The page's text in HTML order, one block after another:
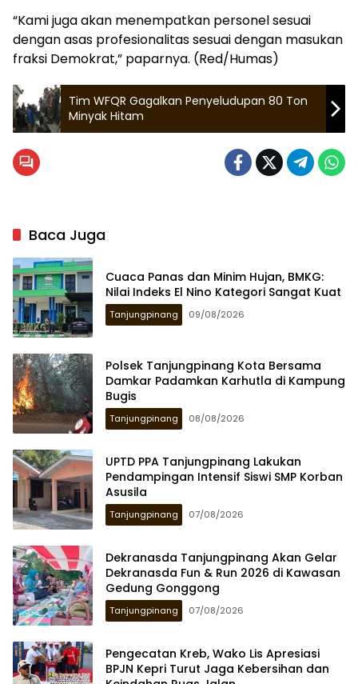
“Kami juga akan menempatkan personel sesuai
dengan asas profesionalitas sesuai dengan masukan
fraksi Demokrat,” paparnya. (Red/Humas)
Tim WFQR Gagalkan Penyeludupan 80 Ton
Minyak Hitam
Baca Juga
Cuaca Panas dan Minim Hujan, BMKG:
Nilai Indeks El Nino Kategori Sangat Kuat
Tanjungpinang 09/08/2026
Polsek Tanjungpinang Kota Bersama
Damkar Padamkan Karhutla di Kampung
Bugis
Tanjungpinang 08/08/2026
UPTD PPA Tanjungpinang Lakukan
Pendampingan Intensif Siswi SMP Korban
Asusila
Tanjungpinang 07/08/2026
Dekranasda Tanjungpinang Akan Gelar
Dekranasda Fun & Run 2026 di Kawasan
Gedung Gonggong
Tanjungpinang 07/08/2026
Pengecatan Kreb, Wako Lis Apresiasi
BPJN Kepri Turut Jaga Kebersihan dan